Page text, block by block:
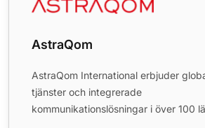
AstraQom
AstraQom International erbjuder
tjänster och integrerade
kommunikationslösningar i över 100